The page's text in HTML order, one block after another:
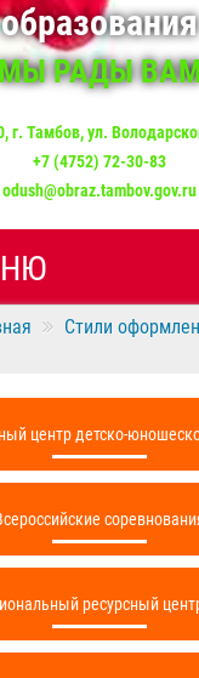
образования
РАДЫ
г. Тамбов, ул.
+7 (4752) 72-30-83
odush@obraz.tambov.gov.ru
Стили
центр детско-
ресурсный